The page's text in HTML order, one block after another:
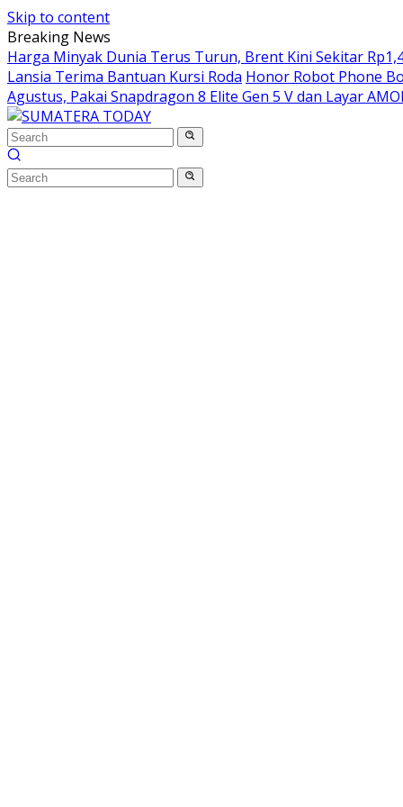
Skip to content
Breaking News
Harga Minyak Dunia Terus Turun, Brent Kini Sekitar
Lansia Terima Bantuan Kursi Roda Honor Robot Phone
Agustus, Pakai Snapdragon 8 Elite Gen 5 V dan Layar